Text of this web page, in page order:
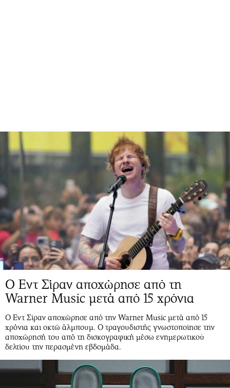
Ο Εντ Σίραν αποχώρησε από τη
Warner Music μετά από 15 χρόνια
Ο Εντ Σίραν αποχώρησε από την Warner Music μετά από 15
χρόνια και οκτώ άλμπουμ. Ο τραγουδιστής γνωστοποίησε την
αποχώρησή του από τη δισκογραφική μέσω ενημερωτικού
δελτίου την περασμένη εβδομάδα.